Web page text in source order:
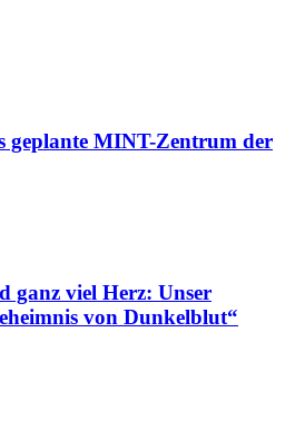
geplante MINT-Zentrum der
ganz viel Herz: Unser
von Dunkelblut“